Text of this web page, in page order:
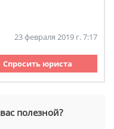
23 февраля 2019 г. 7:17
Спросить юриста
полезной?